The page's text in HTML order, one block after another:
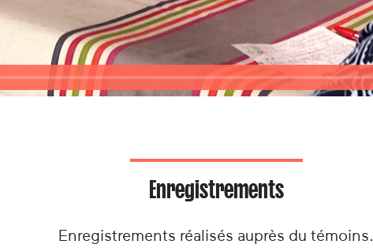
Enregistrements
Enregistrements réalisés auprès du témoins.